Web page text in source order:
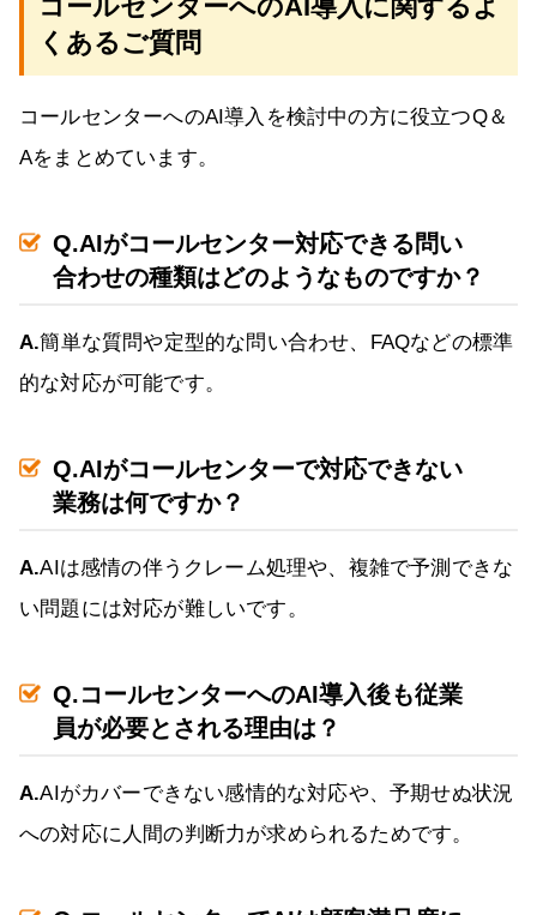
コールセンターへのAI導入に関するよ
くあるご質問
コールセンターへのAI導入を検討中の方に役立つQ＆
Aをまとめています。
Q.AIがコールセンター対応できる問い
合わせの種類はどのようなものですか？
A.簡単な質問や定型的な問い合わせ、FAQなどの標準
的な対応が可能です。
Q.AIがコールセンターで対応できない
業務は何ですか？
A.AIは感情の伴うクレーム処理や、複雑で予測できな
い問題には対応が難しいです。
Q.コールセンターへのAI導入後も従業
員が必要とされる理由は？
A.AIがカバーできない感情的な対応や、予期せぬ状況
への対応に人間の判断力が求められるためです。